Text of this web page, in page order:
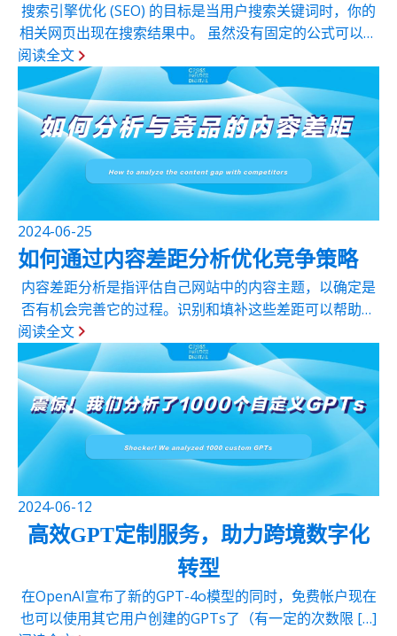
搜索引擎优化 (SEO) 的目标是当用户搜索关键词时，你的
相关网页出现在搜索结果中。 虽然没有固定的公式可以保
证您获得最高排名，但我们总结了九条SEO黄金法则，可
以提升您的网页在自然搜索结果中获得良好排名的机会。
阅读全文
2024-06-25
如何通过内容差距分析优化竞争策略
内容差距分析是指评估自己网站中的内容主题，以确定是
否有机会完善它的过程。识别和填补这些差距可以帮助您
通过内容策略获得更好的结果，并为您的受众提供更多价
值。 执行内容差距分析涉及评估特定主题的关键词、内容
形式、内容质量等，并将它们...
阅读全文
2024-06-12
高效GPT定制服务，助力跨境数字化
转型
在OpenAI宣布了新的GPT-4o模型的同时，免费帐户现在
也可以使用其它用户创建的GPTs了（有一定的次数限 […]